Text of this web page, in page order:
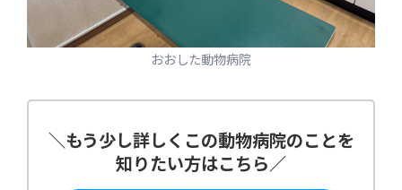
おおした動物病院
＼もう少し詳しくこの動物病院のことを
知りたい方はこちら／